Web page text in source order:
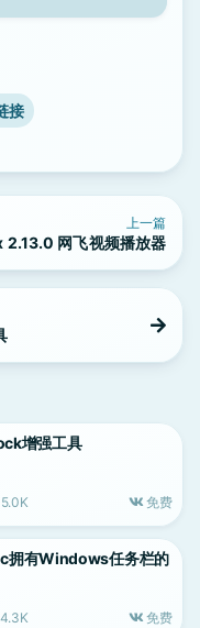
接
上一篇
网飞视频播放器
增强工具
免费
拥有Windows任务栏的
免费